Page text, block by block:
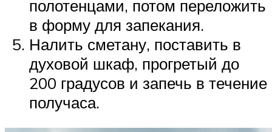
полотенцами, потом переложить
в форму для запекания.
Налить сметану, поставить в
духовой шкаф, прогретый до
200 градусов и запечь в течение
получаса.